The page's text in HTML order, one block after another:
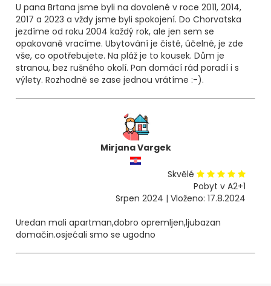
U pana Brtana jsme byli na dovolené v roce 2011, 2014,
2017 a 2023 a vždy jsme byli spokojení. Do Chorvatska
jezdíme od roku 2004 každý rok, ale jen sem se
opakovaně vracíme. Ubytování je čisté, účelné, je zde
vše, co opotřebujete. Na pláž je to kousek. Dům je
stranou, bez rušného okolí. Pan domácí rád poradí i s
výlety. Rozhodně se zase jednou vrátíme :-).
Mirjana Vargek
Skvělé
Pobyt v A2+1
Srpen 2024 | Vloženo: 17.8.2024
Uredan mali apartman,dobro opremljen,ljubazan
domačin.osjećali smo se ugodno